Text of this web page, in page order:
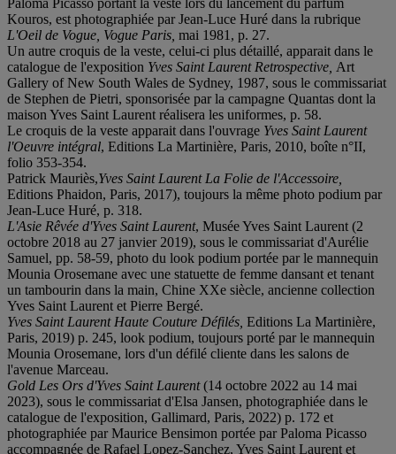
Kouros, est photographiée par Jean-Luce Huré dans la rubrique
L'Oeil de Vogue, Vogue Paris, mai 1981, p. 27.
Un autre croquis de la veste, celui-ci plus détaillé, apparait dans le
catalogue de l'exposition Yves Saint Laurent Retrospective, Art
Gallery of New South Wales de Sydney, 1987, sous le commissariat
de Stephen de Pietri, sponsorisée par la campagne Quantas dont la
maison Yves Saint Laurent réalisera les uniformes, p. 58.
Le croquis de la veste apparait dans l'ouvrage Yves Saint Laurent
l'Oeuvre intégral, Editions La Martinière, Paris, 2010, boîte n°II,
folio 353-354.
Patrick Mauriès,Yves Saint Laurent La Folie de l'Accessoire,
Editions Phaidon, Paris, 2017), toujours la même photo podium par
Jean-Luce Huré, p. 318.
L'Asie Rêvée d'Yves Saint Laurent, Musée Yves Saint Laurent (2
octobre 2018 au 27 janvier 2019), sous le commissariat d'Aurélie
Samuel, pp. 58-59, photo du look podium portée par le mannequin
Mounia Orosemane avec une statuette de femme dansant et tenant
un tambourin dans la main, Chine XXe siècle, ancienne collection
Yves Saint Laurent et Pierre Bergé.
Yves Saint Laurent Haute Couture Défilés, Editions La Martinière,
Paris, 2019) p. 245, look podium, toujours porté par le mannequin
Mounia Orosemane, lors d'un défilé cliente dans les salons de
l'avenue Marceau.
Gold Les Ors d'Yves Saint Laurent(14 octobre 2022 au 14 mai
2023), sous le commissariat d'Elsa Jansen, photographiée dans le
catalogue de l'exposition, Gallimard, Paris, 2022) p. 172 et
photographiée par Maurice Bensimon portée par Paloma Picasso
accompagnée de Rafael Lopez-Sanchez, Yves Saint Laurent et